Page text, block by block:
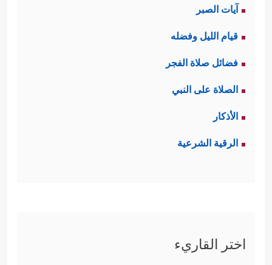
آيات الصبر
قيام الليل وفضله
فضائل صلاة الفجر
الصلاة على النبي
الأذكار
الرقية الشرعية
اختر القاريء